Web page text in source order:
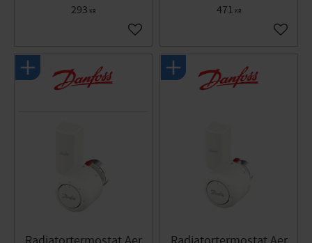
293 KR
Gem som favorit
471 KR
Gem